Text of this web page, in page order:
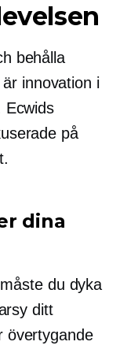
behålla
innovation i
Ecwids
på
dina
du dyka
ditt
övertygande